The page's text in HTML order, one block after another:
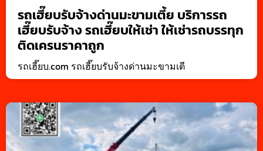
รถเฮี๊ยบรับจ้างด่านมะขามเตี้ย บริการรถ
เฮี๊ยบรับจ้าง รถเฮี๊ยบให้เช่า ให้เช่ารถบรรทุก
ติดเครนราคาถูก
รถเฮี๊ยบ.com รถเฮี๊ยบรับจ้างด่านมะขามเตี